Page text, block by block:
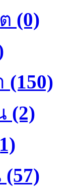
(0)
(150)
(2)
(57)